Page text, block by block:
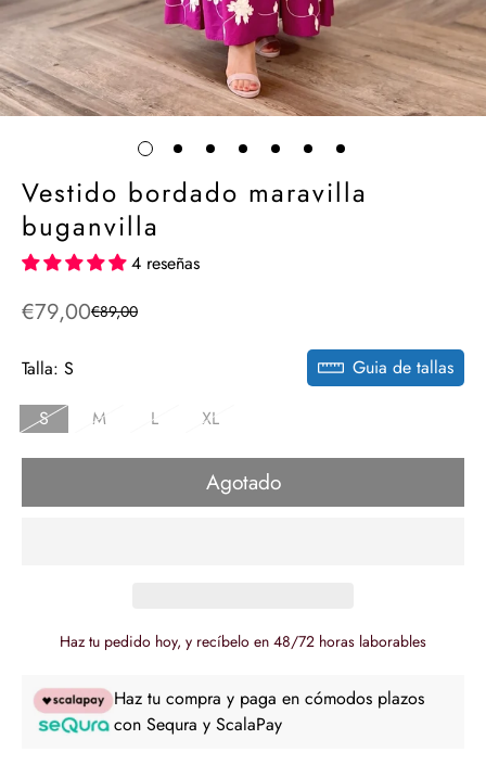
Vestido bordado maravilla
buganvilla
4 reseñas
Precio
venta
€79,00
Precio
€89,00
Talla: S Guia de tallas
S M L XL
Agotado
Haz tu pedido hoy, y recíbelo en 48/72 horas laborables
Haz tu compra y paga en cómodos plazos
con Sequra y ScalaPay